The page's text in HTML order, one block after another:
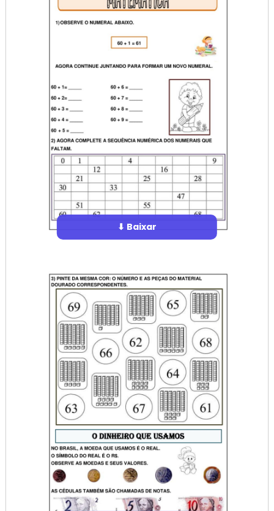
⬇ Baixar